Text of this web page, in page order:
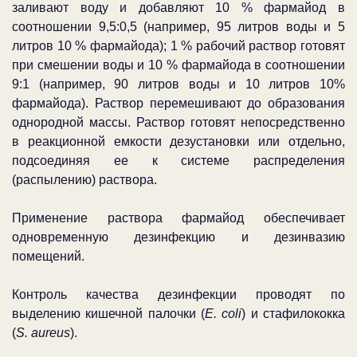
заливают воду и добавляют 10 % фармайод в
соотношении 9,5:0,5 (например, 95 литров воды и5
литров 10 % фармайода); 1 % рабочий раствор готовят
при смешении воды и 10 % фармайода в соотношении
9:1 (например, 90 литров воды и 10 литров 10%
фармайода). Раствор перемешивают до образования
однородной массы. Раствор готовят непосредственно
в реакционной емкости дезустановки или отдельно,
подсоединяя ее к системе распределения
(распылению) раствора.
Применение раствора фармайод обеспечивает
одновременную дезинфекцию и дезинвазию
помещений.
Контроль качества дезинфекции проводят по
выделению кишечной палочки (E. coli) и стафилококка
(S. aureus).